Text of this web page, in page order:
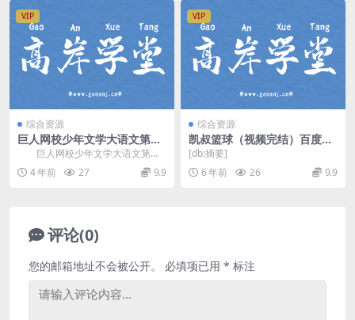
VIP
综合资源
巨人网校少年文学大语文第一
阶段下 百度网盘分享
巨人网校少年文学大语文第一
阶段下，百度网盘分享大语文课程
2.45G高清视频。...
4 年前 27 9.9
VIP
综合资源
凯叔篮球（视频完结）百度网
盘
[db:摘要]
6 年前
26 9.9
评论(0)
您的邮箱地址不会被公开。 必填项已用 * 标注